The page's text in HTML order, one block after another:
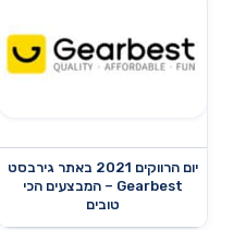
יום הרווקים 2021 באתר גירבסט
Gearbest – המבצעים הכי
טובים